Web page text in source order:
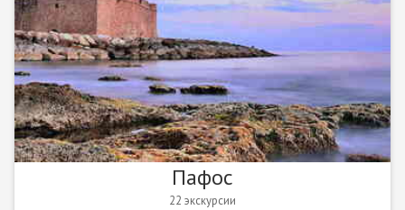
Пафос
22 экскурсии